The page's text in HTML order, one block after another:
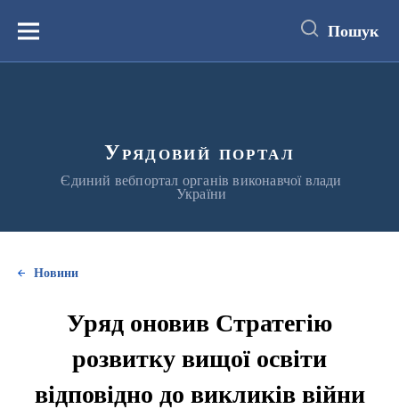
вмістуМеню Пошук
Урядовий портал
Єдиний вебпортал органів виконавчої влади
України
Новини
Уряд оновив Стратегію
розвитку вищої освіти
відповідно до викликів війни